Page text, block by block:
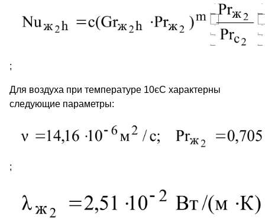
;
Для воздуха при температуре 10єС характерны
следующие параметры:
;